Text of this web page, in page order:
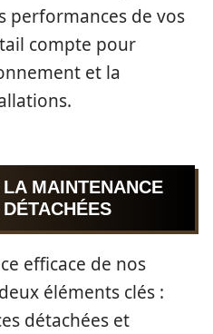
performances de vos
compte pour
et la
MAINTENANCE
efficace de nos
éléments clés :
détachées et